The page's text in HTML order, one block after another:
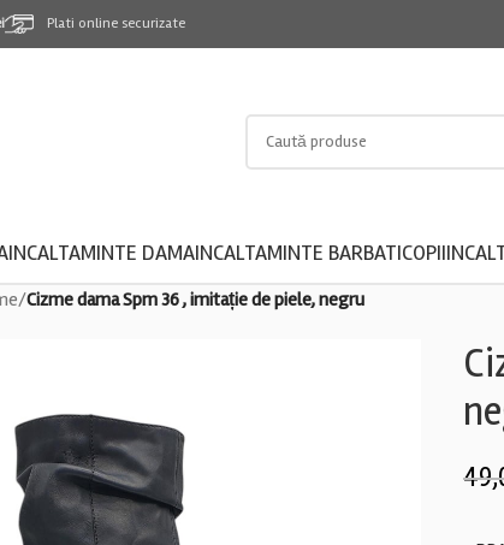
Plati online securizate
INCALTAMINTE DAMAINCALTAMINTE BARBATICOPII
/Cizme dama Spm 36 , imitație de piele, negru